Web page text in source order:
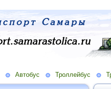
Автобус Троллейбус